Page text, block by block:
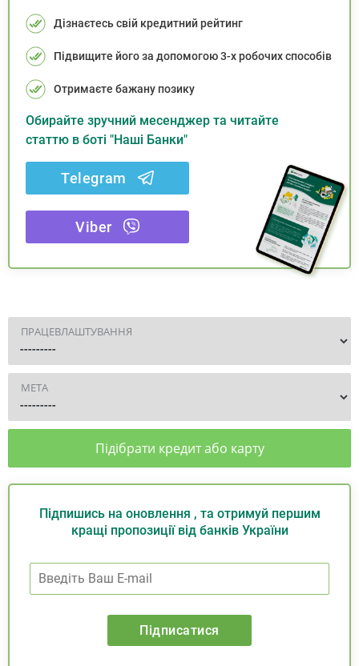
Дізнаєтесь свій кредитний рейтинг
Підвищите його за допомогою 3-х робочих способів
Отримаєте бажану позику
Обирайте зручний месенджер та читайте
статтю в боті "Наші Банки"
Telegram
Viber
ПРАЦЕВЛАШТУВАННЯ
МЕТА
Підібрати кредит або карту
Підпишись на оновлення , та отримуй першим
кращі пропозиції від банків України
Підписатися